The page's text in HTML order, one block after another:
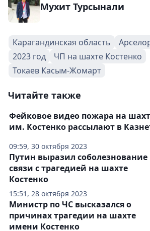
Мухит Турсынали
Карагандинская область
2023 год
ЧП на шахте Костенко
Токаев Касым-Жомарт
Читайте также
09:59, 30 октября 2023
Фейковое видео пожара на
им. Костенко рассылают в
15:51, 28 октября 2023
Путин выразил соболезнование
связи с трагедией на шахте
Костенко
Министр по ЧС высказался о
причинах трагедии на шахте
имени Костенко